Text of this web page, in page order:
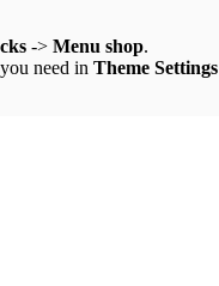
-> Menu shop.
need in Theme Settings